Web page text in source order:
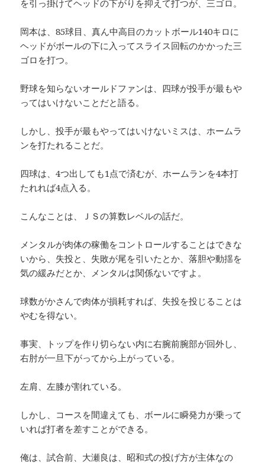
を引っ掛けてヘッドの下がりを抑えて打つが、三ゴロ。
岡本は、85球目、真ん中高目のカットボール140キロに
ヘッドがボールの下に入ってスライス回転のかかった三
ゴロを打つ。
野球を知らないオールドファンは、四球が投手が最もや
ってはいけないことだと語る。
しかし、投手が最もやってはいけないミスは、ホームラ
ンを打たれることだ。
四球は、4つ出しても1点で済むが、ホームランを4本打
たれれば4点入る。
こんなことは、ＪＳの算数レベルの話だ。
メンタルが肉体の稼働をコントロールすることはできな
いから、失投と、失敗が尾を引いたとか、落胆や動揺を
気の緩みだとか、メンタルは関係ないですよ。
球数がかさんで肉体が損耗すれば、失投を投じることは
やむを得ない。
事実、トップを作り切らない内に右腕前腕部が回外し、
右肘が一旦下がってから上がっている。
左肩、左膝が割れている。
しかし、コースを間違えても、ボールに瞬発力が乗って
いれば打者を差すことができる。
俺は、試合前、大瀬良は、昭和式の投げ方が主体なの